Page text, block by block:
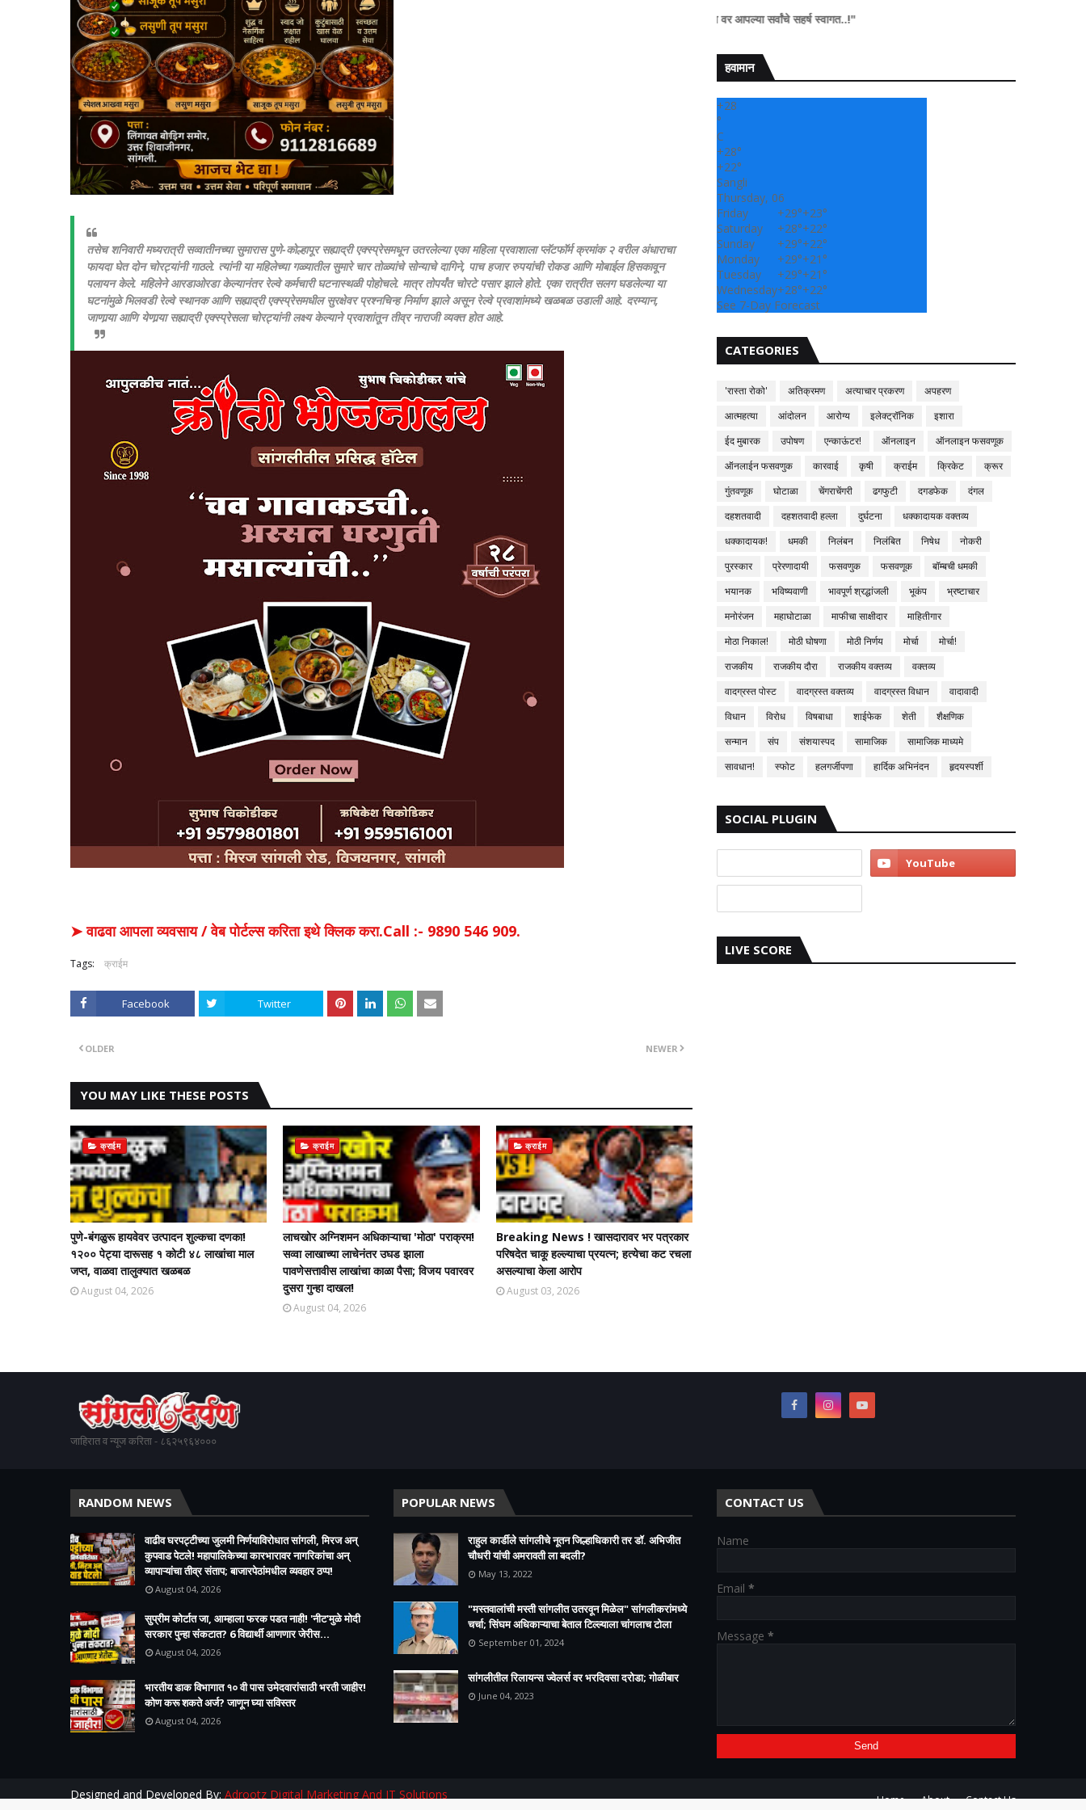
तसेच शनिवारी मध्यरात्री सव्वातीनच्या सुमारास पुणे-कोल्हापूर सह्याद्री एक्स्प्रेसमधून उतरलेल्या एका महिला प्रवाशाला प्लॅटफॉर्म क्रमांक २ वरील अंधाराचा
फायदा घेत दोन चोरट्यांनी गाठले. त्यांनी या महिलेच्या गळ्यातील सुमारे चार तोळ्यांचे सोन्याचे दागिने, पाच हजार रुपयांची रोकड आणि मोबाईल हिसकावून
पलायन केले. महिलेने आरडाओरडा केल्यानंतर रेल्वे कर्मचारी घटनास्थळी पोहोचले. मात्र तोपर्यंत चोरटे पसार झाले होते. एका रात्रीत सलग घडलेल्या या
घटनांमुळे भिलवडी रेल्वे स्थानक आणि सह्याद्री एक्स्प्रेसमधील सुरक्षेवर प्रश्नचिन्ह निर्माण झाले असून रेल्वे प्रवाशांमध्ये खळबळ उडाली आहे. दरम्यान,
जाणार्‍या आणि येणार्‍या सह्याद्री एक्स्प्रेसला चोरट्यांनी लक्ष्य केल्याने प्रवाशांतून तीव्र नाराजी व्यक्त होत आहे.
➤ वाढवा आपला व्यवसाय / वेब पोर्टल्स करिता इथे क्लिक करा.Call :- 9890 546 909.
Tags: क्राईम
Facebook Twitter
NEWER
OLDER
YOU MAY LIKE THESE POSTS
क्राईम
पुणे-बंगळुरू हायवेवर उत्पादन शुल्कचा दणका!
१२०० पेट्या दारूसह १ कोटी ४८ लाखांचा माल
जप्त, वाळवा तालुक्यात खळबळ
August 04, 2026
क्राईम
लाचखोर अग्निशमन अधिकाऱ्याचा 'मोठा' पराक्रम!
सव्वा लाखाच्या लाचेनंतर उघड झाला
पावणेसत्तावीस लाखांचा काळा पैसा; विजय पवारवर
दुसरा गुन्हा दाखल!​
August 04, 2026
क्राईम
Breaking News ! खासदारावर भर पत्रकार
परिषदेत चाकू हल्ल्याचा प्रयत्न; हत्येचा कट रचला
असल्याचा केला आरोप
August 03, 2026
" सांगली दर्पण न्यूज वर आपल्या सर्वांचे सहर्ष स्वागत..!"
हवामान
+28
°
C
+28°
+22°
Sangli
Thursday, 06
Friday
+29°+23°
Saturday
+28°+22°
Sunday
+29°+22°
Monday
+29°+21°
Tuesday
+29°+21°
Wednesday+28°+22°
See 7-Day Forecast
CATEGORIES
'रास्ता रोको' अतिक्रमण अत्याचार प्रकरण
अपहरण
आत्महत्या
आंदोलन आरोग्य इलेक्ट्रॉनिक
इशारा
ईद मुबारक
उपोषण एन्काऊंटर! ऑनलाइन
ऑनलाइन फसवणूक
ऑनलाईन फसवणुक
कारवाई कृषी क्राईम क्रिकेट
क्रूर
गुंतवणूक
घोटाळा चेंगराचेंगरी ढगफुटी दगडफेक
दंगल
दहशतवादी
दहशतवादी हल्ला दुर्घटना
धक्कादायक वक्तव्य
धक्कादायक!
धमकी निलंबन निलंबित निषेध
नोकरी
पुरस्कार
प्रेरणादायी फसवणुक फसवणूक
बॉम्बची धमकी
भयानक
भविष्यवाणी भावपूर्ण श्रद्धांजली भूकंप
भ्रष्टाचार
मनोरंजन
महाघोटाळा माफीचा साक्षीदार
माहितीगार
मोठा निकाल!
मोठी घोषणा मोठी निर्णय मोर्चा
मोर्चा!
राजकीय
राजकीय दौरा राजकीय वक्तव्य
वक्तव्य
वादग्रस्त पोस्ट
वादग्रस्त वक्तव्य वादग्रस्त विधान
वादावादी
विधान
विरोध विषबाधा शाईफेक शेती
शैक्षणिक
सन्मान
संप संशयास्पद सामाजिक
सामाजिक माध्यमे
सावधान!
स्फोट हलगर्जीपणा हार्दिक अभिनंदन हृदयस्पर्शी
SOCIAL PLUGIN
LIVE SCORE
जाहिरात व न्यूज करिता - ८६२५९६४०००
RANDOM NEWS
वाढीव घरपट्टीच्या जुलमी निर्णयाविरोधात सांगली, मिरज अन्
कुपवाड पेटले! महापालिकेच्या कारभारावर नागरिकांचा अन्
व्यापाऱ्यांचा तीव्र संताप; बाजारपेठांमधील व्यवहार ठप्प!​
August 04, 2026
सुप्रीम कोर्टात जा, आम्हाला फरक पडत नाही! 'नीट'मुळे मोदी
सरकार पुन्हा संकटात? 6 विद्यार्थी आणणार जेरीस...
August 04, 2026
भारतीय डाक विभागात १० वी पास उमेदवारांसाठी भरती जाहीर!
कोण करू शकते अर्ज? जाणून घ्या सविस्तर
August 04, 2026
POPULAR NEWS
राहुल कार्डीले सांगलीचे नूतन जिल्हाधिकारी तर डॉ. अभिजीत
चौधरी यांची अमरावती ला बदली?
May 13, 2022
"मस्तवालांची मस्ती सांगलीत उतरवून मिळेल" सांगलीकरांमध्ये
चर्चा; सिंघम अधिकाऱ्याचा बेताल टिल्ल्याला चांगलाच टोला
September 01, 2024
सांगलीतील रिलायन्स ज्वेलर्स वर भरदिवसा दरोडा; गोळीबार
June 04, 2023
CONTACT US
Name
Email *
Message *
Home About Contact Us
Designed and Developed By: Adrootz Digital Marketing And IT Solutions